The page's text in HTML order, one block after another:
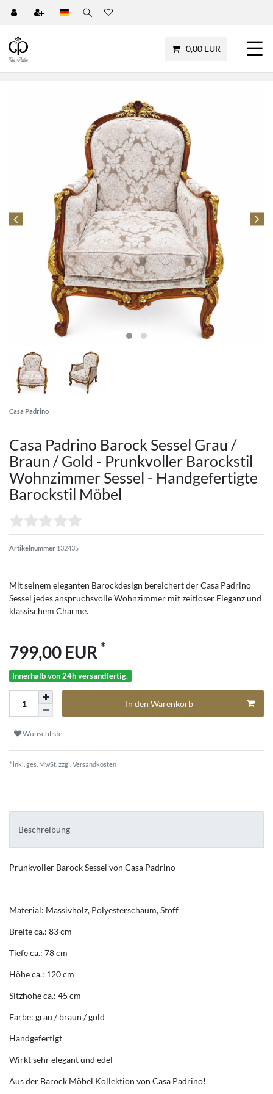
0,00 EUR ☰
Casa Padrino
Casa Padrino Barock Sessel Grau /
Braun / Gold - Prunkvoller Barockstil
Wohnzimmer Sessel - Handgefertigte
Barockstil Möbel
Artikelnummer 132435
Mit seinem eleganten Barockdesign bereichert der Casa Padrino
Sessel jedes anspruchsvolle Wohnzimmer mit zeitloser Eleganz und
klassischem Charme.
799,00 EUR *
Innerhalb von 24h versandfertig.
In den Warenkorb
Wunschliste
* inkl. ges. MwSt. zzgl. Versandkosten
Beschreibung
Prunkvoller Barock Sessel von Casa Padrino
Material: Massivholz, Polyesterschaum, Stoff
Breite ca.: 83 cm
Tiefe ca.: 78 cm
Höhe ca.: 120 cm
Sitzhöhe ca.: 45 cm
Farbe: grau / braun / gold
Handgefertigt
Wirkt sehr elegant und edel
Aus der Barock Möbel Kollektion von Casa Padrino!